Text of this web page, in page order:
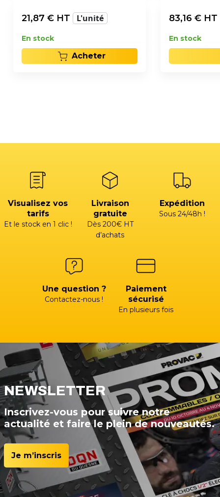
21,87 € HT L'unité
En stock
Acheter
83,16 € HT
En stock
Visualisez vos
tarifs
Et le stock en 1 clic !
Livraison
gratuite
Dès 200€ HT
d’achats
Expédition
Sous 24/48h !
Une question ?
Contactez-nous !
Paiement
sécurisé
En plusieurs fois
NEWSLETTER
Inscrivez-vous pour suivre notre
actualité et faire le plein de nouveautés.
Je m’inscris